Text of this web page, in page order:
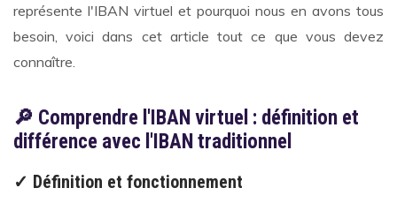
représente l'IBAN virtuel et pourquoi nous en avons tous
besoin, voici dans cet article tout ce que vous devez
connaître.
🔎 Comprendre l'IBAN virtuel : définition et
différence avec l'IBAN traditionnel
✓ Définition et fonctionnement